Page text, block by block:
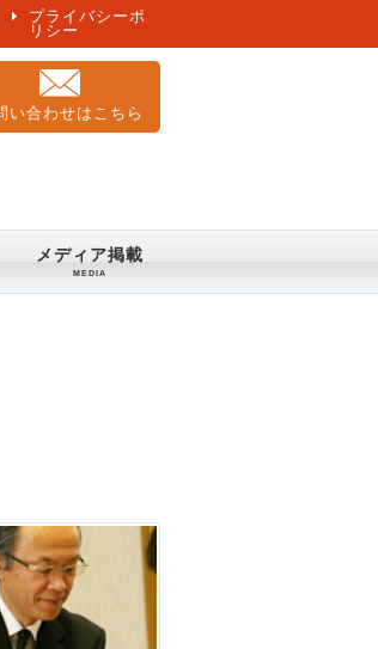
プライバシーポ
リシー
い合わせはこちら
メディア掲載